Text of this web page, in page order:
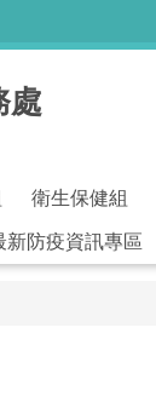
處
衛生保健組
新防疫資訊專區